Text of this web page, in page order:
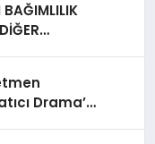
Drama’